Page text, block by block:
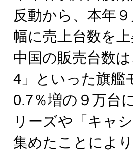
反動から、本年
幅に売上台数を
中国の販売台数
4」といった旗艦
0.7％増の９万台
リーズや「キャ
集めたことによ